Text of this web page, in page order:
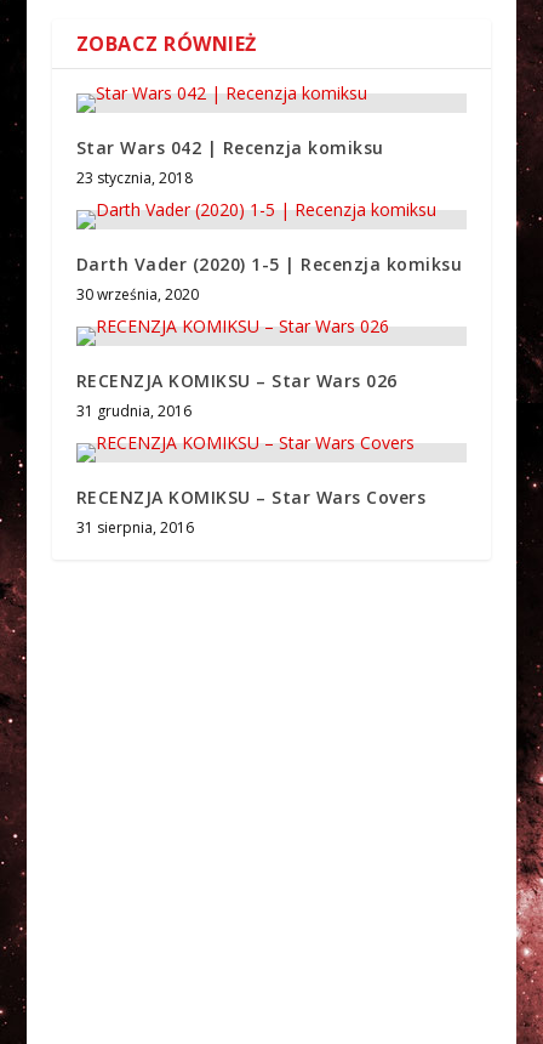
ZOBACZ RÓWNIEŻ
Star Wars 042 | Recenzja komiksu
23 stycznia, 2018
Darth Vader (2020) 1-5 | Recenzja komiksu
30 września, 2020
RECENZJA KOMIKSU – Star Wars 026
31 grudnia, 2016
RECENZJA KOMIKSU – Star Wars Covers
31 sierpnia, 2016